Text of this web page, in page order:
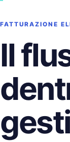
FATTURAZIONE
Il